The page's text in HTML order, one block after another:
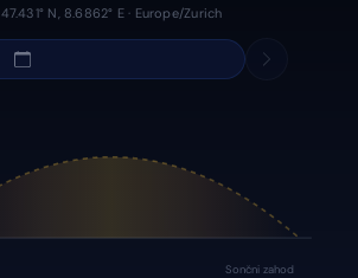
47.431° N, 8.6862° E · Europe/Zurich
Sončni zahod